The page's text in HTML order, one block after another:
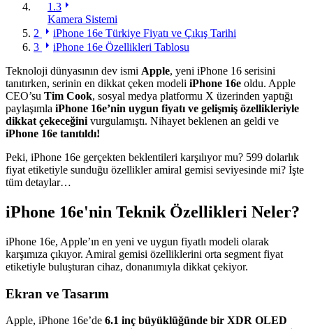
1.3
Kamera Sistemi
2
iPhone 16e Türkiye Fiyatı ve Çıkış Tarihi
3
iPhone 16e Özellikleri Tablosu
Teknoloji dünyasının dev ismi Apple, yeni iPhone 16 serisini
tanıtırken, serinin en dikkat çeken modeli iPhone 16e oldu. Apple
CEO’su Tim Cook, sosyal medya platformu X üzerinden yaptığı
paylaşımla iPhone 16e’nin uygun fiyatı ve gelişmiş özellikleriyle
dikkat çekeceğini vurgulamıştı. Nihayet beklenen an geldi ve
iPhone 16e tanıtıldı!
Peki, iPhone 16e gerçekten beklentileri karşılıyor mu? 599 dolarlık
fiyat etiketiyle sunduğu özellikler amiral gemisi seviyesinde mi? İşte
tüm detaylar…
iPhone 16e'nin Teknik Özellikleri Neler?
iPhone 16e, Apple’ın en yeni ve uygun fiyatlı modeli olarak
karşımıza çıkıyor. Amiral gemisi özelliklerini orta segment fiyat
etiketiyle buluşturan cihaz, donanımıyla dikkat çekiyor.
Ekran ve Tasarım
Apple, iPhone 16e’de 6.1 inç büyüklüğünde bir XDR OLED